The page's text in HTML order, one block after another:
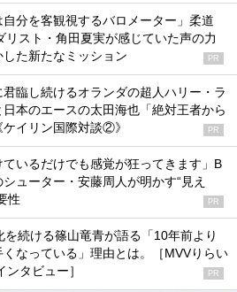
自分を客観視するバロメーター」柔道
リスト・角田夏実が感じていた声の力
した新たなミッション
PR
臨し続けるオランダの超人ハリー・ラ
日本のエースの太田海也「絶対王者から
イリン国際対談②》
PR
ているだけでも感覚が狂ってきます」B
シューター・安藤周人が明かす“見え
性
PR
を続ける篠山竜青が語る「10年前より
なっている」理由とは。［MVVりらい
ンタビュー］
PR